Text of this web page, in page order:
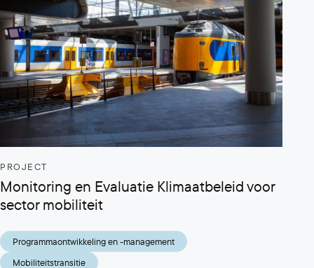
PROJECT
Monitoring en Evaluatie Klimaatbeleid voor
sector mobiliteit
Programmaontwikkeling en -management
Mobiliteitstransitie